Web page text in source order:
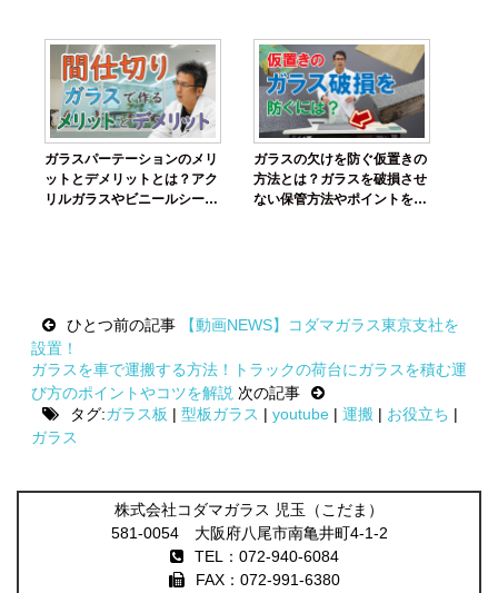
ガラスパーテーションのメリ
ットとデメリットとは？アク
リルガラスやビニールシート
ガラスの欠けを防ぐ仮置きの
方法とは？ガラスを破損させ
ない保管方法やポイントを解
navigationひとつ前の記事【動画NEWS】コダマガラス東京支社を
設置！
ガラスを車で運搬する方法！トラックの荷台にガラスを積む運
び方のポイントやコツを解説 次の記事
タグ:ガラス板 | 型板ガラス | youtube| 運搬| お役立ち |
ガラス
株式会社コダマガラス 児玉（こだま）
581-0054 大阪府八尾市南亀井町4-1-2
TEL：072-940-6084
FAX：072-991-6380